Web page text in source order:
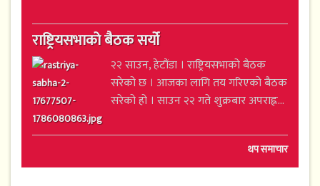
राष्ट्रियसभाको बैठक सर्यो
२२ साउन, हेटौंडा । राष्ट्रियसभाको बैठक
सरेको छ । आजका लागि तय गरिएको बैठक
सरेको हो । साउन २२ गते शुक्रबार अपराह्न...
थप समाचार